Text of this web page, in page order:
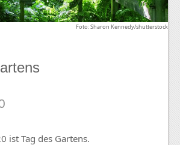
Foto: Sharon Kennedy/shutterstock
ist Tag des Gartens.